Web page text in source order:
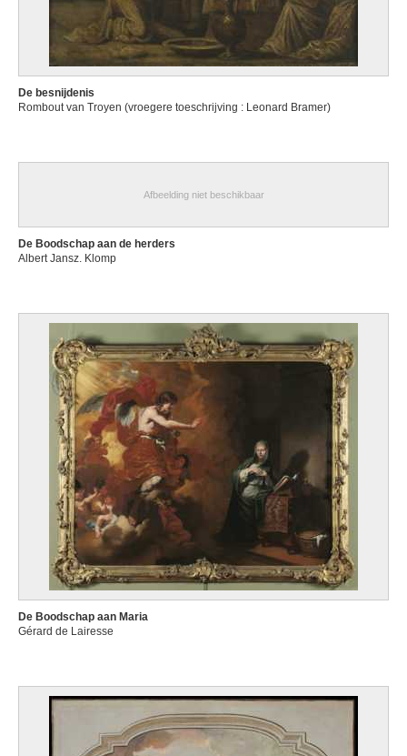
De besnijdenis
Rombout van Troyen (vroegere toeschrijving : Leonard Bramer)
Afbeelding niet beschikbaar
De Boodschap aan de herders
Albert Jansz. Klomp
De Boodschap aan Maria
Gérard de Lairesse